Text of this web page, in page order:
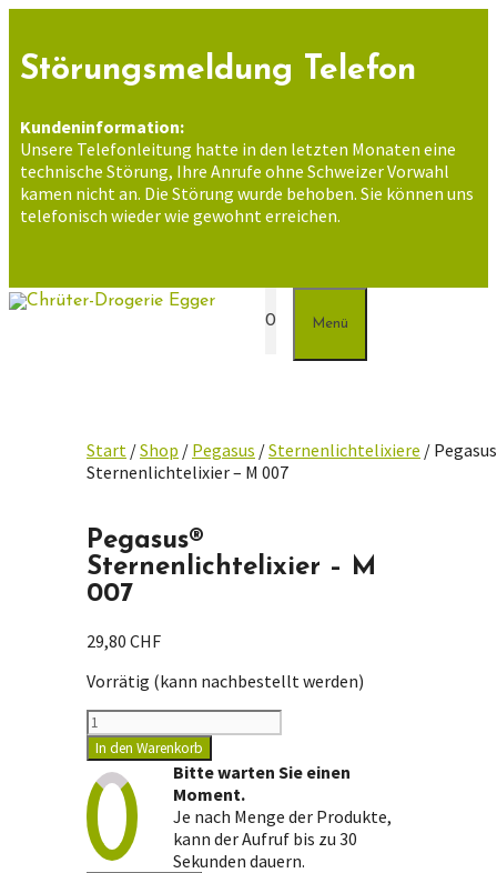
springen
Störungsmeldung Telefon
Kundeninformation:
Unsere Telefonleitung hatte in den letzten Monaten eine
technische Störung, Ihre Anrufe ohne Schweizer Vorwahl
kamen nicht an. Die Störung wurde behoben. Sie können uns
telefonisch wieder wie gewohnt erreichen.
0 Menü
Start /Shop / Pegasus /Sternenlichtelixiere /
Sternenlichtelixier – M 007
Pegasus®
Sternenlichtelixier – M
007
29,80 CHF
Vorrätig (kann nachbestellt werden)
Pegasus®
Sternenlichtelixier
-
M
007
Menge
In den Warenkorb
Bitte warten Sie einen
Moment.
Je nach Menge der Produkte,
kann der Aufruf bis zu 30
Sekunden dauern.